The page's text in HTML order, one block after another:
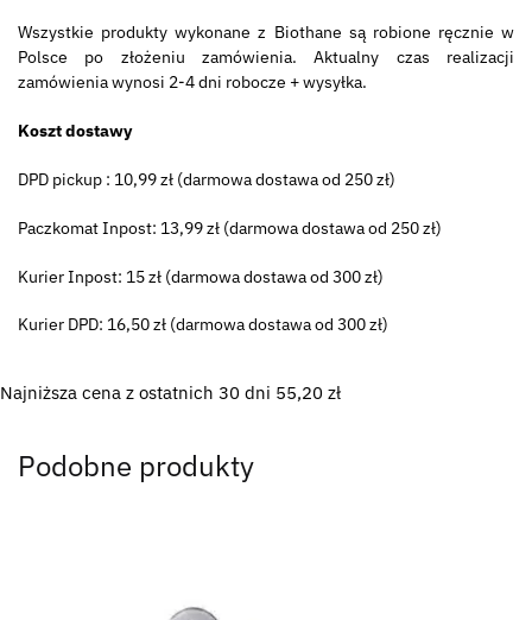
Wszystkie produkty wykonane z Biothane są robione ręcznie w
Polsce po złożeniu zamówienia. Aktualny czas realizacji
zamówienia wynosi 2-4 dni robocze + wysyłka.
Koszt dostawy
DPD pickup : 10,99 zł (darmowa dostawa od 250 zł)
Paczkomat Inpost: 13,99 zł (darmowa dostawa od 250 zł)
Kurier Inpost: 15 zł (darmowa dostawa od 300 zł)
Kurier DPD: 16,50 zł (darmowa dostawa od 300 zł)
Najniższa cena z ostatnich 30 dni 55,20 zł
Podobne produkty